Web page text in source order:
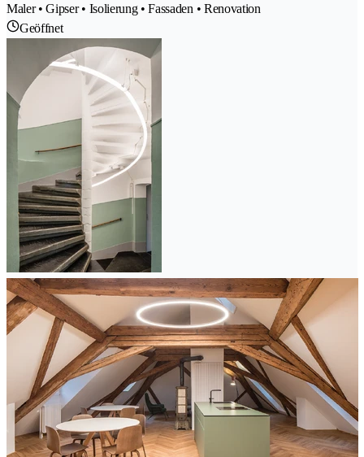
Maler • Gipser • Isolierung • Fassaden • Renovation
Geöffnet